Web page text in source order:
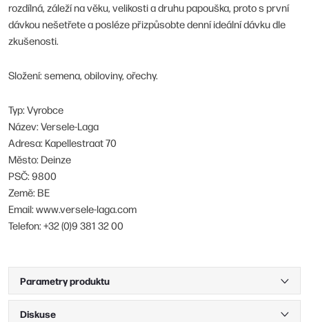
rozdílná, záleží na věku, velikosti a druhu papouška, proto s první
dávkou nešetřete a posléze přizpůsobte denní ideální dávku dle
zkušenosti.
Složení: semena, obiloviny, ořechy.
Typ: Vyrobce
Název: Versele-Laga
Adresa: Kapellestraat 70
Město: Deinze
PSČ: 9800
Země: BE
Email: www.versele-laga.com
Telefon: +32 (0)9 381 32 00
Parametry produktu
Diskuse